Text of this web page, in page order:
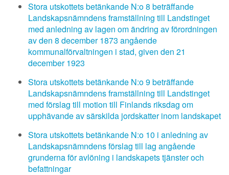
Stora utskottets betänkande N:o 8 beträffande
Landskapsnämndens framställning till Landstinget
med anledning av lagen om ändring av förordningen
av den 8 december 1873 angående
kommunalförvaltningen i stad, given den 21
december 1923
Stora utskottets betänkande N:o 9 beträffande
Landskapsnämndens framställning till Landstinget
med förslag till motion till Finlands riksdag om
upphävande av särskilda jordskatter inom landskapet
Stora utskottets betänkande N:o 10 i anledning av
Landskapsnämndens förslag till lag angående
grunderna för avlöning i landskapets tjänster och
befattningar